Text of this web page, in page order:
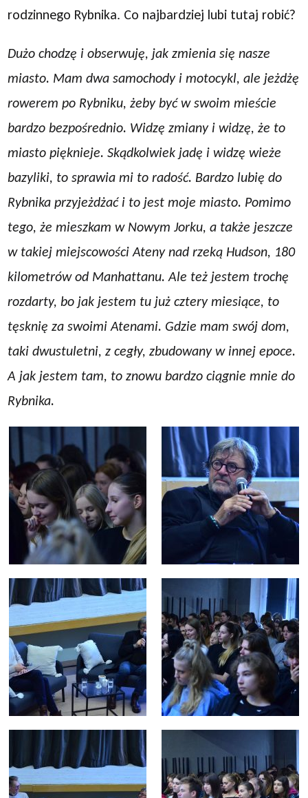
rodzinnego Rybnika. Co najbardziej lubi tutaj robić?
Dużo chodzę i obserwuję, jak zmienia się nasze
miasto. Mam dwa samochody i motocykl, ale jeżdżę
rowerem po Rybniku, żeby być w swoim mieście
bardzo bezpośrednio. Widzę zmiany i widzę, że to
miasto pięknieje. Skądkolwiek jadę i widzę wieże
bazyliki, to sprawia mi to radość. Bardzo lubię do
Rybnika przyjeżdżać i to jest moje miasto. Pomimo
tego, że mieszkam w Nowym Jorku, a także jeszcze
w takiej miejscowości Ateny nad rzeką Hudson, 180
kilometrów od Manhattanu. Ale też jestem trochę
rozdarty, bo jak jestem tu już cztery miesiące, to
tęsknię za swoimi Atenami. Gdzie mam swój dom,
taki dwustuletni, z cegły, zbudowany w innej epoce.
A jak jestem tam, to znowu bardzo ciągnie mnie do
Rybnika.